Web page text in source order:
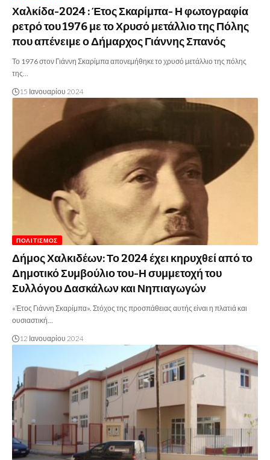
Χαλκίδα-2024 : Έτος Σκαρίμπα- Η φωτογραφία
ρετρό του 1976 με το Χρυσό μετάλλιο της Πόλης
που απένειμε ο Δήμαρχος Γιάννης Σπανός
Το 1976 στον Γιάννη Σκαρίμπα απονεμήθηκε το χρυσό μετάλλιο της πόλης
της…
15 Ιανουαρίου 2024
ΠΟΛΙΤΙΣΜΌΣ
Δήμος Χαλκιδέων: Το 2024 έχει κηρυχθεί από το
Δημοτικό Συμβούλιο του-Η συμμετοχή του
Συλλόγου Δασκάλων και Νηπιαγωγών
«Έτος Γιάννη Σκαρίμπα». Στόχος της προσπάθειας αυτής είναι η πλατιά και
ουσιαστική…
12 Ιανουαρίου 2024